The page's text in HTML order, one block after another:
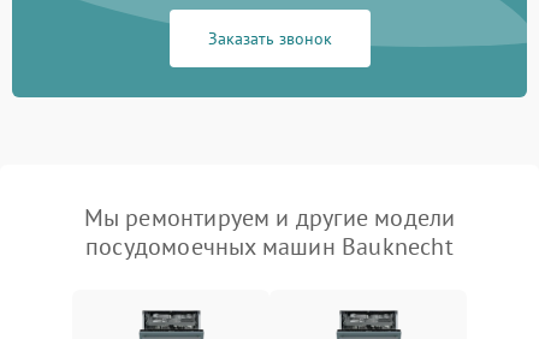
Заказать звонок
Мы ремонтируем и другие модели
посудомоечных машин Bauknecht